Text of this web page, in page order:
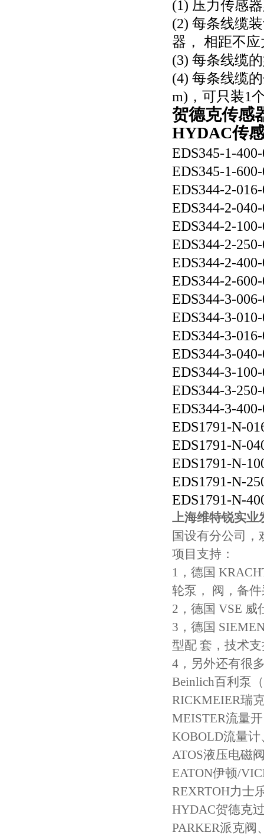
(1) 压力传感
(2) 每条线缆
器， 相距不应
(3) 每条线缆
(4) 每条线缆
m)，可只装1
贺德克传感
HYDAC传
EDS345-1-
EDS345-1-
EDS344-2-
EDS344-2-
EDS344-2-
EDS344-2-
EDS344-2-
EDS344-2-
EDS344-3-
EDS344-3-
EDS344-3-
EDS344-3-
EDS344-3-
EDS344-3-
EDS344-3-
EDS1791-N-
EDS1791-N-
EDS1791-N-
EDS1791-N-
EDS1791-N-
上海维特锐实业
国设有分公司
项目支持：
1，德国
轮泵， 阀，备
2，德国 VSE
3，德国
型配 套，技术
4，另外还有很
Beinlich百利泵
RICKMEIER瑞
MEISTER流量开
KOBOLD流量
ATOS液压电磁
EATON伊顿/
REXRTOH力士
HYDAC贺德克
PARKER派克阀